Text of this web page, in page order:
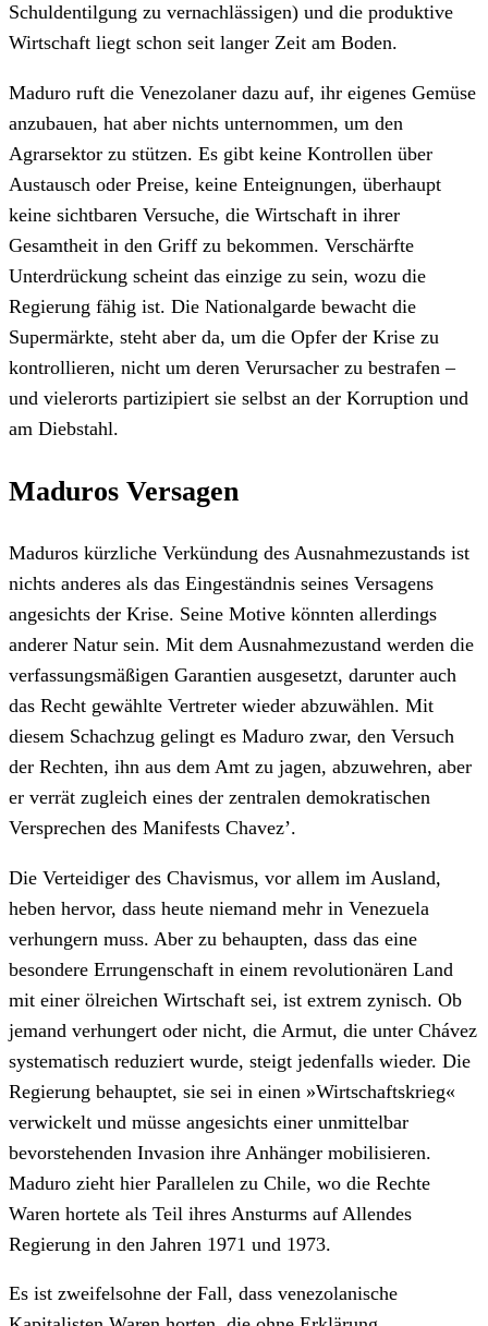
Schuldentilgung zu vernachlässigen) und die produktive
Wirtschaft liegt schon seit langer Zeit am Boden.
Maduro ruft die Venezolaner dazu auf, ihr eigenes Gemüse
anzubauen, hat aber nichts unternommen, um den
Agrarsektor zu stützen. Es gibt keine Kontrollen über
Austausch oder Preise, keine Enteignungen, überhaupt
keine sichtbaren Versuche, die Wirtschaft in ihrer
Gesamtheit in den Griff zu bekommen. Verschärfte
Unterdrückung scheint das einzige zu sein, wozu die
Regierung fähig ist. Die Nationalgarde bewacht die
Supermärkte, steht aber da, um die Opfer der Krise zu
kontrollieren, nicht um deren Verursacher zu bestrafen –
und vielerorts partizipiert sie selbst an der Korruption und
am Diebstahl.
Maduros Versagen
Maduros kürzliche Verkündung des Ausnahmezustands ist
nichts anderes als das Eingeständnis seines Versagens
angesichts der Krise. Seine Motive könnten allerdings
anderer Natur sein. Mit dem Ausnahmezustand werden die
verfassungsmäßigen Garantien ausgesetzt, darunter auch
das Recht gewählte Vertreter wieder abzuwählen. Mit
diesem Schachzug gelingt es Maduro zwar, den Versuch
der Rechten, ihn aus dem Amt zu jagen, abzuwehren, aber
er verrät zugleich eines der zentralen demokratischen
Versprechen des Manifests Chavez’.
Die Verteidiger des Chavismus, vor allem im Ausland,
heben hervor, dass heute niemand mehr in Venezuela
verhungern muss. Aber zu behaupten, dass das eine
besondere Errungenschaft in einem revolutionären Land
mit einer ölreichen Wirtschaft sei, ist extrem zynisch. Ob
jemand verhungert oder nicht, die Armut, die unter Chávez
systematisch reduziert wurde, steigt jedenfalls wieder. Die
Regierung behauptet, sie sei in einen »Wirtschaftskrieg«
verwickelt und müsse angesichts einer unmittelbar
bevorstehenden Invasion ihre Anhänger mobilisieren.
Maduro zieht hier Parallelen zu Chile, wo die Rechte
Waren hortete als Teil ihres Ansturms auf Allendes
Regierung in den Jahren 1971 und 1973.
Es ist zweifelsohne der Fall, dass venezolanische